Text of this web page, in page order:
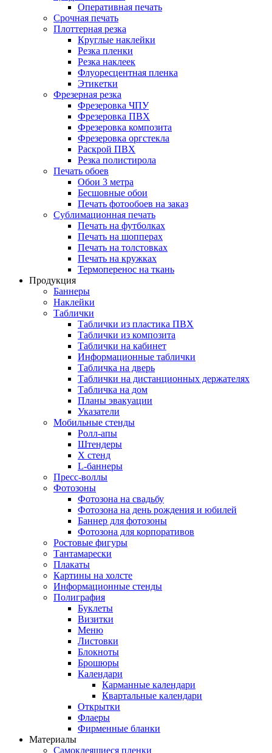
Оперативная печать
Срочная печать
Плоттерная резка
Круглые наклейки
Резка пленки
Резка наклеек
Флуоресцентная пленка
Этикетки
Фрезерная резка
Фрезеровка ЧПУ
Фрезеровка ПВХ
Фрезеровка композита
Фрезеровка оргстекла
Раскрой ПВХ
Резка полистирола
Печать обоев
Обои 3 метра
Бесшовные обои
Печать фотообоев на заказ
Сублимационная печать
Печать на футболках
Печать на шопперах
Печать на толстовках
Печать на кружках
Термоперенос на ткань
Продукция
Баннеры
Наклейки
Таблички
Таблички из пластика ПВХ
Таблички из композита
Таблички на кабинет
Информационные таблички
Табличка на дверь
Таблички на дистанционных держателях
Табличка на дом
Планы эвакуации
Указатели
Мобильные стенды
Ролл-апы
Штендеры
Х стенд
L-баннеры
Пресс-воллы
Фотозоны
Фотозона на свадьбу
Фотозона на день рождения и юбилей
Баннер для фотозоны
Фотозона для корпоративов
Ростовые фигуры
Тантамарески
Плакаты
Картины на холсте
Информационные стенды
Полиграфия
Буклеты
Визитки
Меню
Листовки
Блокноты
Брошюры
Календари
Карманные календари
Квартальные календари
Открытки
Флаеры
Фирменные бланки
Материалы
Самоклеящиеся пленки